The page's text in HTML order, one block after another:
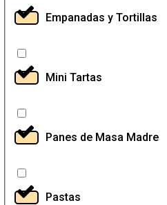
Empanadas y Tortillas
Mini Tartas
Panes de Masa Madre
Pastas